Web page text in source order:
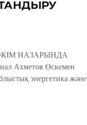
НАЗАРЫНДА
Ахметов Өскемен
энергетика және